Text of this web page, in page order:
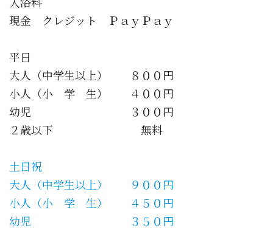
現金 クレジット ＰａｙＰａｙ
平日
大人（中学生以上） ８００円
小人（小 学 生） ４００円
幼児 ３００円
２歳以下 無料
土日祝
大人（中学生以上） ９００円
小人（小 学 生） ４５０円
幼児 ３５０円